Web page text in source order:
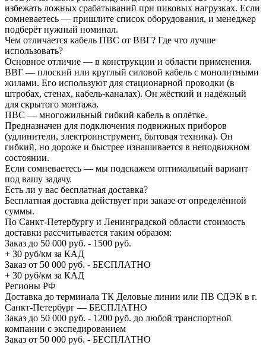
избежать ложных срабатываний при пиковых нагрузках. Если
сомневаетесь — пришлите список оборудования, и менеджер
подберёт нужный номинал.
Чем отличается кабель ПВС от ВВГ? Где что лучше
использовать?
Основное отличие — в конструкции и области применения.
ВВГ — плоский или круглый силовой кабель с монолитными
жилами. Его используют для стационарной проводки (в
штробах, стенах, кабель-каналах). Он жёсткий и надёжный
для скрытого монтажа.
ПВС — многожильный гибкий кабель в оплётке.
Предназначен для подключения подвижных приборов
(удлинители, электроинструмент, бытовая техника). Он
гибкий, но дороже и быстрее изнашивается в неподвижном
состоянии.
Если сомневаетесь — мы подскажем оптимальный вариант
под вашу задачу.
Есть ли у вас бесплатная доставка?
Бесплатная доставка действует при заказе от определённой
суммы.
По Санкт-Петербургу и Ленинградской области стоимость
доставки рассчитывается таким образом:
Заказ до 50 000 руб. - 1500 руб.
+ 30 руб/км за КАД
Заказ от 50 000 руб. - БЕСПЛАТНО
+ 30 руб/км за КАД
Регионы РФ
Доставка до терминала ТК Деловые линии или ПВ СДЭК в г.
Санкт-Петербург — БЕСПЛАТНО
Заказ до 50 000 руб. - 1200 руб. до любой транспортной
компании с экспедированием
Заказ от 50 000 руб. - БЕСПЛАТНО